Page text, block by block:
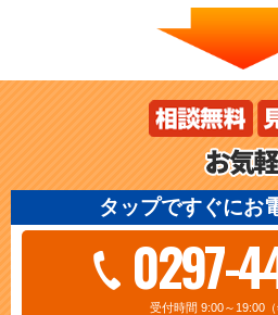
タップですぐにお
0297-
受付時間 9:00～19:00（